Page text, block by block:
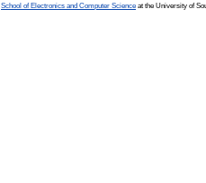
School of Electronics and Computer Science at the University of